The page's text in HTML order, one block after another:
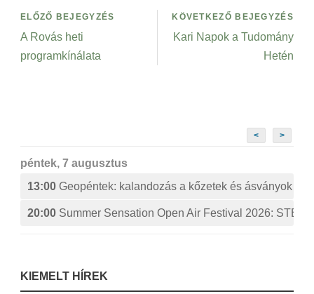
ELŐZŐ BEJEGYZÉS
A Rovás heti
programkínálata
KÖVETKEZŐ BEJEGYZÉS
Kari Napok a Tudomány
Hetén
< >
péntek, 7 augusztus
13:00 Geopéntek: kalandozás a kőzetek és ásványok
20:00 Summer Sensation Open Air Festival 2026:
KIEMELT HÍREK